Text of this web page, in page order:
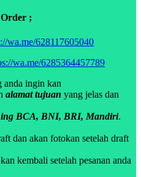
;
wa.me/628117605040
wa.me/6285364457789
anda ingin kan
alamat tujuan yang jelas dan
BCA, BNI, BRI, Mandiri.
dan akan fotokan setelah draft
kembali setelah pesanan anda